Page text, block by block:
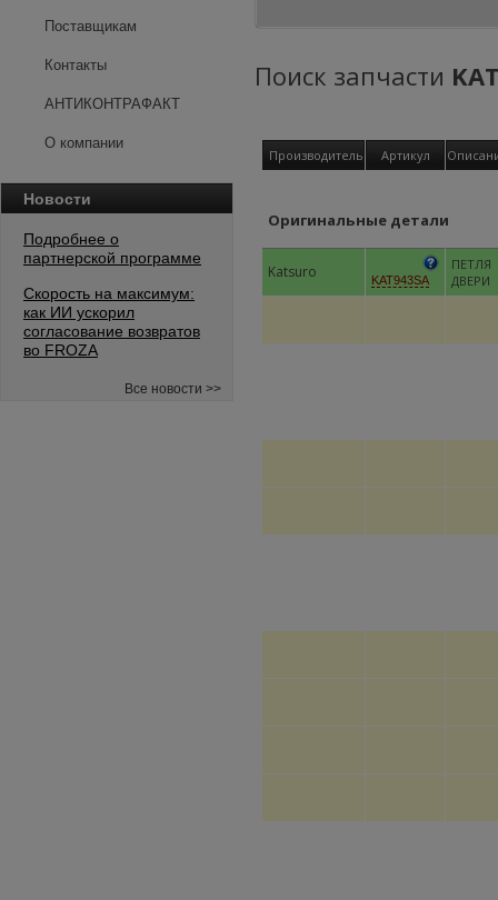
Поставщикам
Контакты
АНТИКОНТРАФАКТ
О компании
Новости
Подробнее о
партнерской программе
Скорость на максимум:
как ИИ ускорил
согласование возвратов
во FROZA
Все новости >>
Поиск запчасти
Производитель Артикул
Оригинальные детали
Katsuro KAT943SA
ПЕТЛЯ
ДВЕРИ